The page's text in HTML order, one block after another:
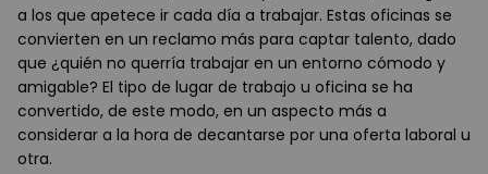
a los que apetece ir cada día a trabajar. Estas oficinas se
convierten en un reclamo más para captar talento, dado
que ¿quién no querría trabajar en un entorno cómodo y
amigable? El tipo de lugar de trabajo u oficina se ha
convertido, de este modo, en un aspecto más a
considerar a la hora de decantarse por una oferta laboral u
otra.